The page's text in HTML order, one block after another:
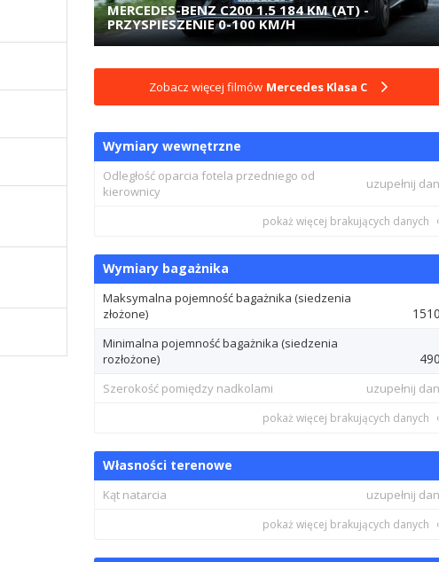
MERCEDES-BENZ C200 1.5 184 KM (AT) -
PRZYSPIESZENIE 0-100 KM/H
Zobacz więcej filmów Mercedes Klasa C
Wymiary wewnętrzne
Odległość oparcia fotela przedniego od
kierownicy
uzupełnij
pokaż więcej brakujących danych
Wymiary bagażnika
Maksymalna pojemność bagażnika (siedzenia
złożone)
Minimalna pojemność bagażnika (siedzenia
rozłożone)
Szerokość pomiędzy nadkolami uzupełnij
pokaż więcej brakujących danych
Własności terenowe
Kąt natarcia uzupełnij
pokaż więcej brakujących danych